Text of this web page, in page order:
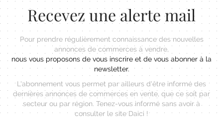
Recevez une alerte mail
Pour prendre régulièrement connaissance des nouvelles
annonces de commerces à vendre,
nous vous proposons de vous inscrire et de vous abonner à la
newsletter.
L'abonnement vous permet par ailleurs d'être informé des
dernières annonces de commerces en vente, que ce soit par
secteur ou par région. Tenez-vous informé sans avoir à
consulter le site Daici !